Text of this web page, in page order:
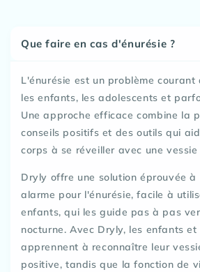
Que faire en cas d'énurésie ?
L'énurésie est un problème
les enfants, les adolescents et
Une approche efficace combine la
conseils positifs et des outils qui
corps à se réveiller avec une vessie
Dryly offre une solution éprouvée à
alarme pour l'énurésie, facile à
enfants, qui les guide pas à pas
nocturne. Avec Dryly, les enfants
apprennent à reconnaître leur
positive, tandis que la fonction de